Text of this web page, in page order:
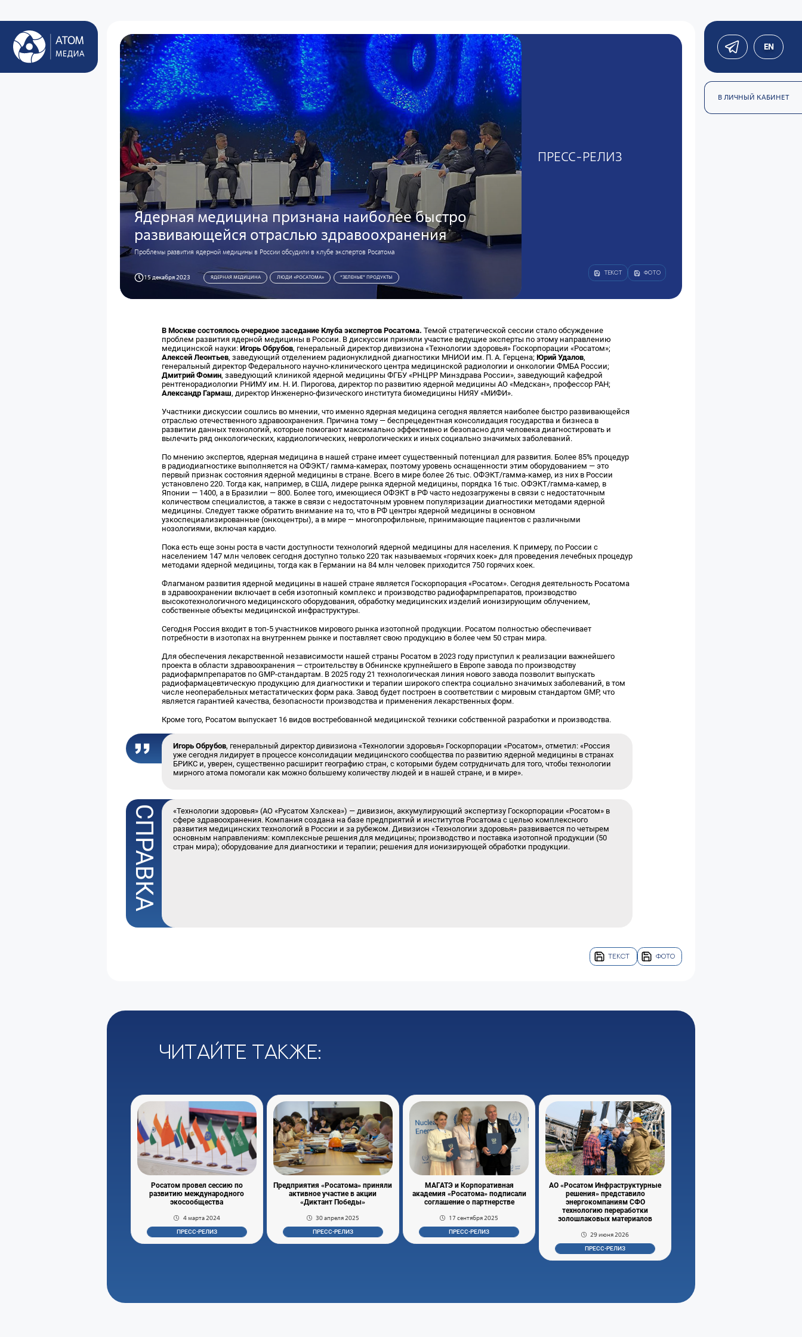
EN
В ЛИЧНЫЙ КАБИНЕТ
Ядерная медицина признана наиболее быстро
развивающейся отраслью здравоохранения
Проблемы развития ядерной медицины в России обсудили в клубе экспертов Росатома
15 декабря 2023 ЯДЕРНАЯ МЕДИЦИНА ЛЮДИ «РОСАТОМА» “ЗЕЛЕНЫЕ” ПРОДУКТЫ
ПРЕСС-РЕЛИЗ
ТЕКСТ ФОТО
В Москве состоялось очередное заседание Клуба экспертов Росатома. Темой стратегической сессии стало обсуждение
проблем развития ядерной медицины в России. В дискуссии приняли участие ведущие эксперты по этому направлению
медицинской науки:Игорь Обрубов, генеральный директор дивизиона «Технологии здоровья» Госкорпорации «Росатом»;
Алексей Леонтьев, заведующий отделением радионуклидной диагностики МНИОИ им. П. А. Герцена;Юрий Удалов,
генеральный директор Федерального научно-клинического центра медицинской радиологии и онкологии ФМБА России;
Дмитрий Фомин, заведующий клиникой ядерной медицины ФГБУ «РНЦРР Минздрава России», заведующий кафедрой
рентгенорадиологии РНИМУ им. Н. И. Пирогова, директор по развитию ядерной медицины АО «Медскан», профессор РАН;
Александр Гармаш, директор Инженерно-физического института биомедицины НИЯУ «МИФИ».
Участники дискуссии сошлись во мнении, что именно ядерная медицина сегодня является наиболее быстро развивающейся
отраслью отечественного здравоохранения. Причина тому — беспрецедентная консолидация государства и бизнеса в
развитии данных технологий, которые помогают максимально эффективно и безопасно для человека диагностировать и
вылечить ряд онкологических, кардиологических, неврологических и иных социально значимых заболеваний.
По мнению экспертов, ядерная медицина в нашей стране имеет существенный потенциал для развития. Более 85% процедур
в радиодиагностике выполняется на ОФЭКТ/ гамма-камерах, поэтому уровень оснащенности этим оборудованием — это
первый признак состояния ядерной медицины в стране. Всего в мире более 26 тыс. ОФЭКТ/гамма-камер, из них в России
установлено 220. Тогда как, например, в США, лидере рынка ядерной медицины, порядка 16 тыс. ОФЭКТ/гамма-камер, в
Японии — 1400, а в Бразилии — 800. Более того, имеющиеся ОФЭКТ в РФ часто недозагружены в связи с недостаточным
количеством специалистов, а также в связи с недостаточным уровнем популяризации диагностики методами ядерной
медицины. Следует также обратить внимание на то, что в РФ центры ядерной медицины в основном
узкоспециализированные (онкоцентры), а в мире — многопрофильные, принимающие пациентов с различными
нозологиями, включая кардио.
Пока есть еще зоны роста в части доступности технологий ядерной медицины для населения. К примеру, по России с
населением 147 млн человек сегодня доступно только 220 так называемых «горячих коек» для проведения лечебных процедур
методами ядерной медицины, тогда как в Германии на 84 млн человек приходится 750 горячих коек.
Флагманом развития ядерной медицины в нашей стране является Госкорпорация «Росатом». Сегодня деятельность Росатома
в здравоохранении включает в себя изотопный комплекс и производство радиофармпрепаратов, производство
высокотехнологичного медицинского оборудования, обработку медицинских изделий ионизирующим облучением,
собственные объекты медицинской инфраструктуры.
Сегодня Россия входит в топ-5 участников мирового рынка изотопной продукции. Росатом полностью обеспечивает
потребности в изотопах на внутреннем рынке и поставляет свою продукцию в более чем 50 стран мира.
Для обеспечения лекарственной независимости нашей страны Росатом в 2023 году приступил к реализации важнейшего
проекта в области здравоохранения — строительству в Обнинске крупнейшего в Европе завода по производству
радиофармпрепаратов по GMP-стандартам. В 2025 году 21 технологическая линия нового завода позволит выпускать
радиофармацевтическую продукцию для диагностики и терапии широкого спектра социально значимых заболеваний, в том
числе неоперабельных метастатических форм рака. Завод будет построен в соответствии с мировым стандартом GMP, что
является гарантией качества, безопасности производства и применения лекарственных форм.
Кроме того, Росатом выпускает 16 видов востребованной медицинской техники собственной разработки и производства.
Игорь Обрубов, генеральный директор дивизиона «Технологии здоровья» Госкорпорации «Росатом», отметил: «Россия
уже сегодня лидирует в процессе консолидации медицинского сообщества по развитию ядерной медицины в странах
БРИКС и, уверен, существенно расширит географию стран, с которыми будем сотрудничать для того, чтобы технологии
мирного атома помогали как можно большему количеству людей и в нашей стране, и в мире».
«Технологии здоровья» (АО «Русатом Хэлскеа») — дивизион, аккумулирующий экспертизу Госкорпорации «Росатом» в
сфере здравоохранения. Компания создана на базе предприятий и институтов Росатома с целью комплексного
развития медицинских технологий в России и за рубежом. Дивизион «Технологии здоровья» развивается по четырем
основным направлениям: комплексные решения для медицины; производство и поставка изотопной продукции (50
стран мира); оборудование для диагностики и терапии; решения для ионизирующей обработки продукции.
ТЕКСТ ФОТО
Читайте также:
Росатом провел сессию по
развитию международного
экосообщества
4 марта 2024
ПРЕСС-РЕЛИЗ
Предприятия «Росатома» приняли
активное участие в акции
«Диктант Победы»
30 апреля 2025
ПРЕСС-РЕЛИЗ
МАГАТЭ и Корпоративная
академия «Росатома» подписали
соглашение о партнерстве
17 сентября 2025
ПРЕСС-РЕЛИЗ
АО «Росатом Инфраструктурные
решения» представило
энергокомпаниям СФО
технологию переработки
золошлаковых материалов
29 июня 2026
ПРЕСС-РЕЛИЗ